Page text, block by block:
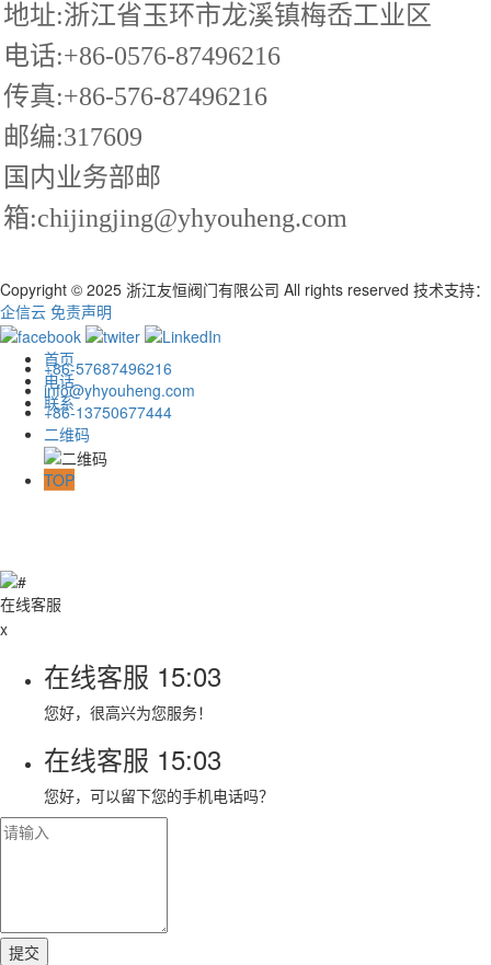
地址:浙江省玉环市龙溪镇梅岙工业区
电话:+86-0576-87496216
传真:+86-576-87496216
邮编:317609
国内业务部邮
箱:chijingjing@yhyouheng.com
Copyright © 2025 浙江友恒阀门有限公司 All rights reserved 技术支持：
企信云 免责声明
首页
电话
联系
+86-57687496216
info@yhyouheng.com
+86-13750677444
二维码
TOP
在线客服
x
在线客服 15:03
您好，很高兴为您服务！
在线客服 15:03
您好，可以留下您的手机电话吗？